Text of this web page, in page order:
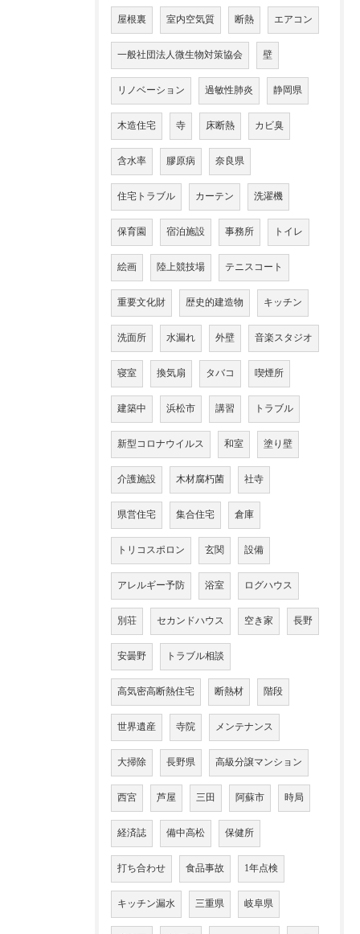
屋根裏 室内空気質 断熱 エアコン
一般社団法人微生物対策協会 壁
リノベーション 過敏性肺炎 静岡県
木造住宅 寺 床断熱 カビ臭
含水率 膠原病 奈良県
住宅トラブル カーテン 洗濯機
保育園 宿泊施設 事務所 トイレ
絵画 陸上競技場 テニスコート
重要文化財 歴史的建造物 キッチン
洗面所 水漏れ 外壁 音楽スタジオ
寝室 換気扇 タバコ 喫煙所
建築中 浜松市 講習 トラブル
新型コロナウイルス 和室 塗り壁
介護施設 木材腐朽菌 社寺
県営住宅 集合住宅 倉庫
トリコスポロン 玄関 設備
アレルギー予防 浴室 ログハウス
別荘 セカンドハウス 空き家 長野
安曇野 トラブル相談
高気密高断熱住宅 断熱材 階段
世界遺産 寺院 メンテナンス
大掃除 長野県 高級分譲マンション
西宮 芦屋 三田 阿蘇市 時局
経済誌 備中高松 保健所
打ち合わせ 食品事故 1年点検
キッチン漏水 三重県 岐阜県